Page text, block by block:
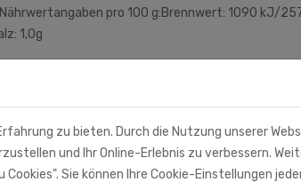
pro 100 g:Brennwert: 1090 kJ/
1,0g
zu bieten. Durch die Nutzung unserer
und Ihr Online-Erlebnis zu verbessern.
Sie können Ihre Cookie-Einstellungen